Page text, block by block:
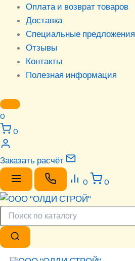
Оплата и возврат товаров
Доставка
Специальные предложения
Отзывы
Контакты
Полезная информация
0
0
Заказать расчёт
0 0